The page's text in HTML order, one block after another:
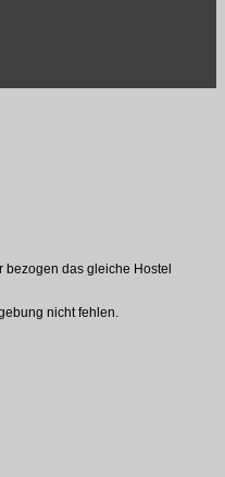
bezogen das gleiche Hostel
nicht fehlen.